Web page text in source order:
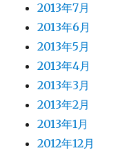
2013年7月
2013年6月
2013年5月
2013年4月
2013年3月
2013年2月
2013年1月
2012年12月